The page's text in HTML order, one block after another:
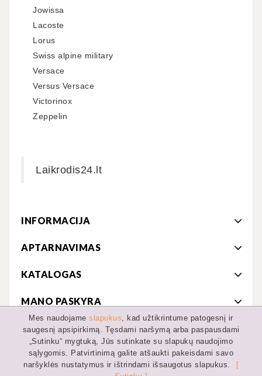
Mes naudojameslapukus, kad užtikrintume patogesnį ir
saugesnį apsipirkimą. Tęsdami naršymą arba paspausdami
„Sutinku“ mygtuką, Jūs sutinkate su slapukų naudojimo
sąlygomis. Patvirtinimą galite atšaukti pakeisdami savo
naršyklės nustatymus ir ištrindami išsaugotus slapukus.
[
Jowissa
Lacoste
Lorus
Swiss alpine military
Versace
Versus Versace
Victorinox
Zeppelin
Laikrodis24.lt
INFORMACIJA
APTARNAVIMAS
KATALOGAS
MANO PASKYRA
© 2019-2022 MB Hesperija
Partneris:DviraciuPasaulis.lt